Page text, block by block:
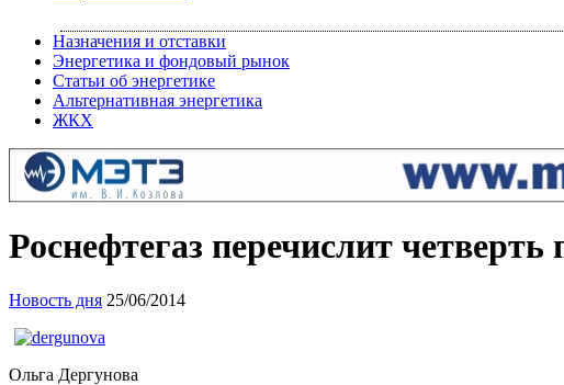
Назначения и отставки
Энергетика и фондовый рынок
Статьи об энергетике
Альтернативная энергетика
ЖКХ
Роснефтегаз перечислит
Новость дня 25/06/2014
Ольга Дергунова